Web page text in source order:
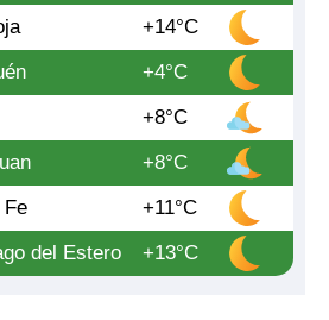
+14°C
+4°C
+8°C
+8°C
Fe
+11°C
del Estero
+13°C